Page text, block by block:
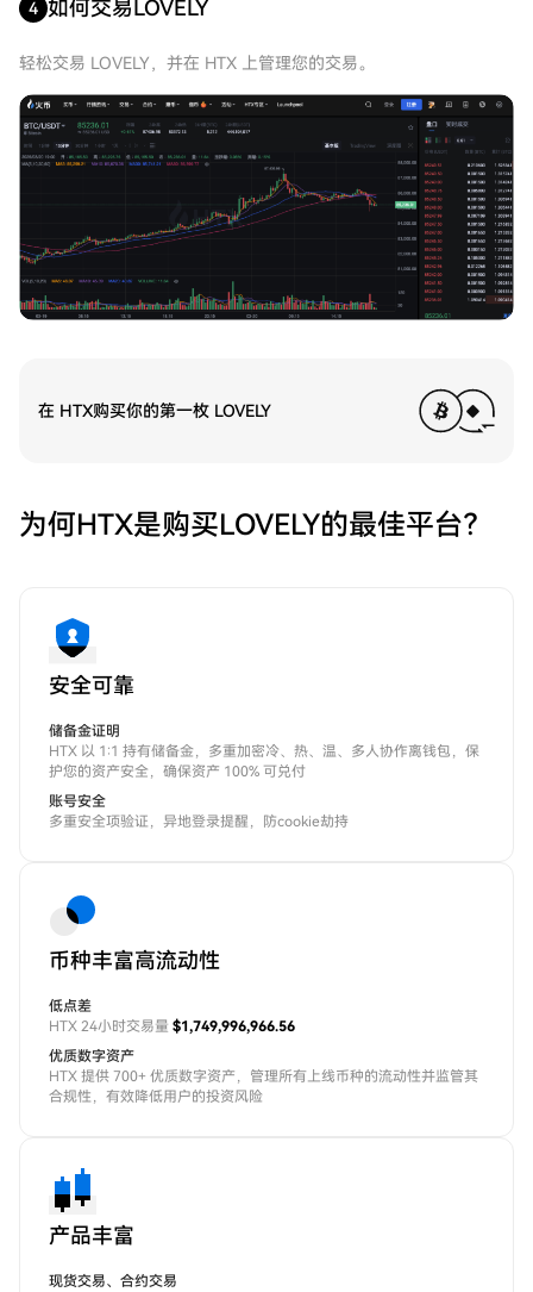
4 如何交易LOVELY
轻松交易 LOVELY，并在 HTX 上管理您的交易。
在 HTX购买你的第一枚 LOVELY
为何HTX是购买LOVELY的最佳平台？
安全可靠
储备金证明
HTX 以 1:1 持有储备金，多重加密冷、热、温、多人协作离钱包，保
护您的资产安全，确保资产 100% 可兑付
账号安全
多重安全项验证，异地登录提醒，防cookie劫持
币种丰富高流动性
低点差
HTX 24小时交易量 $1,749,996,966.56
优质数字资产
HTX 提供 700+ 优质数字资产，管理所有上线币种的流动性并监管其
合规性，有效降低用户的投资风险
产品丰富
现货交易、合约交易